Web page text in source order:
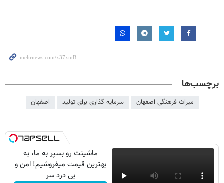
برچسب‌ها
میراث فرهنگی اصفهان سرمایه گذاری برای تولید اصفهان
ماشینت رو بسپر به ما، به
بهترین قیمت میفروشیم! امن و
بی درد سر